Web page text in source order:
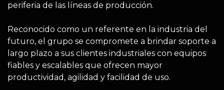
periferia de las líneas de producción.
Reconocido como un referente en la industria del
futuro, el grupo se compromete a brindar soporte a
largo plazo a sus clientes industriales con equipos
fiables y escalables que ofrecen mayor
productividad, agilidad y facilidad de uso.